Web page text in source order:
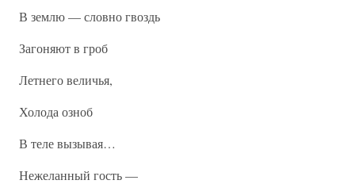
В землю — словно гвоздь
Загоняют в гроб
Летнего величья,
Холода озноб
В теле вызывая…
Нежеланный гость —